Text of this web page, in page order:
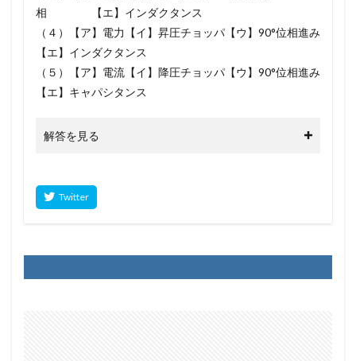
相 【エ】インダクタンス
（４）【ア】電力【イ】昇圧チョッパ【ウ】90°位相進み
【エ】インダクタンス
（５）【ア】電流【イ】降圧チョッパ【ウ】90°位相進み
【エ】キャパシタンス
解答を見る